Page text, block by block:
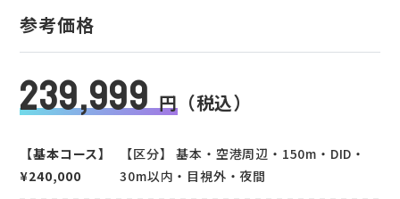
参考価格
239,999 円（税込）
【基本コース】
¥240,000
【区分】 基本・空港周辺・150m・DID・
30m以内・目視外・夜間